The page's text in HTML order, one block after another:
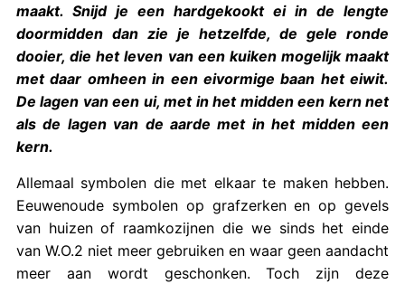
maakt. Snijd je een hardgekookt ei in de lengte
doormidden dan zie je hetzelfde, de gele ronde
dooier, die het leven van een kuiken mogelijk maakt
met daar omheen in een eivormige baan het eiwit.
De lagen van een ui, met in het midden een kern net
als de lagen van de aarde met in het midden een
kern.
Allemaal symbolen die met elkaar te maken hebben.
Eeuwenoude symbolen op grafzerken en op gevels
van huizen of raamkozijnen die we sinds het einde
van W.O.2 niet meer gebruiken en waar geen aandacht
meer aan wordt geschonken. Toch zijn deze